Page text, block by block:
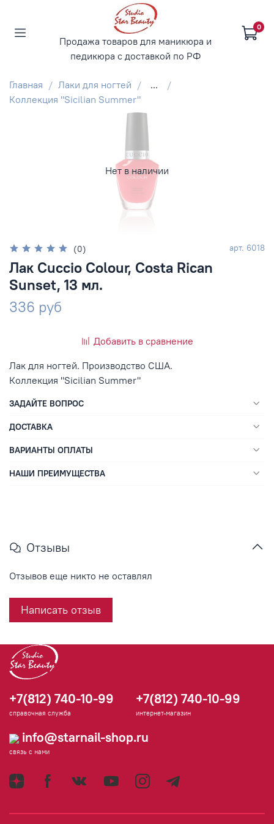
Продажа товаров для маникюра и
педикюра с доставкой по РФ
0
Главная Лаки для ногтей
...
Коллекция "Sicilian Summer"
Нет в наличии
(0) арт. 6018
Лак Cuccio Colour, Costa Rican
Sunset, 13 мл.
336 руб
Добавить в сравнение
ЗАДАЙТЕ ВОПРОС
ДОСТАВКА
ВАРИАНТЫ ОПЛАТЫ
НАШИ ПРЕИМУЩЕСТВА
Лак для ногтей. Производство США.
Коллекция "Sicilian Summer"
Отзывы
Отзывов еще никто не оставлял
Написать отзыв
+7(812) 740-10-99
справочная служба
+7(812) 740-10-99
интернет-магазин
info@starnail-shop.ru
связь с нами